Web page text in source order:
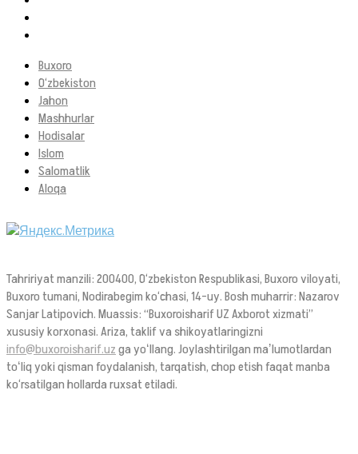
Buxoro
O‘zbekiston
Jahon
Mashhurlar
Hodisalar
Islom
Salomatlik
Aloqa
Tahririyat manzili: 200400, O‘zbekiston Respublikasi, Buxoro viloyati,
Buxoro tumani, Nodirabegim ko‘chasi, 14-uy. Bosh muharrir: Nazarov
Sanjar Latipovich. Muassis: “Buxoroisharif UZ Axborot xizmati”
xususiy korxonasi. Ariza, taklif va shikoyatlaringizni
info@buxoroisharif.uzga yoʻllang. Joylashtirilgan maʼlumotlardan
toʻliq yoki qisman foydalanish, tarqatish, chop etish faqat manba
ko‘rsatilgan hollarda ruxsat etiladi.